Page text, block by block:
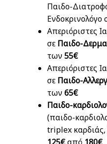
Παιδο-
Απεριόριστες
σε Παιδο-
των55€
Απεριόριστες
σε Παιδο-
των65€
Παιδο-
(παιδο-
triplex